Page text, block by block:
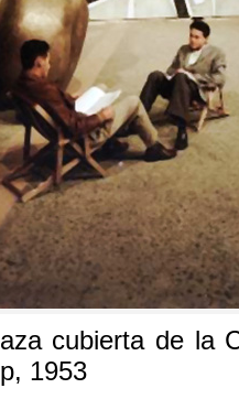
cubierta de la
, 1953